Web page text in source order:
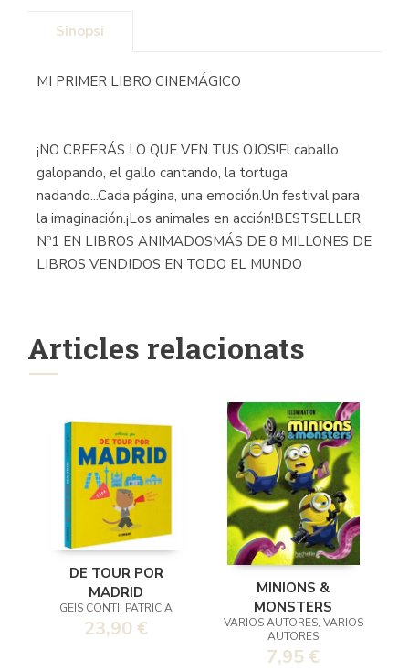
Sinopsi
MI PRIMER LIBRO CINEMÁGICO
¡NO CREERÁS LO QUE VEN TUS OJOS!El caballo
galopando, el gallo cantando, la tortuga
nadando...Cada página, una emoción.Un festival para
la imaginación.¡Los animales en acción!BESTSELLER
Nº1 EN LIBROS ANIMADOSMÁS DE 8 MILLONES DE
LIBROS VENDIDOS EN TODO EL MUNDO
Articles relacionats
DE TOUR POR
MADRID
GEIS CONTI, PATRICIA
23,90 €
MINIONS &
MONSTERS
VARIOS AUTORES, VARIOS
AUTORES
7,95 €